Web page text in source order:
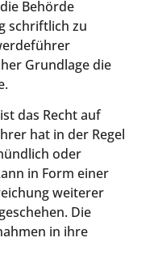
Behörde
schriftlich zu
Grundlage die
das Recht auf
hat in der Regel
oder
in Form einer
weiterer
Die
in ihre